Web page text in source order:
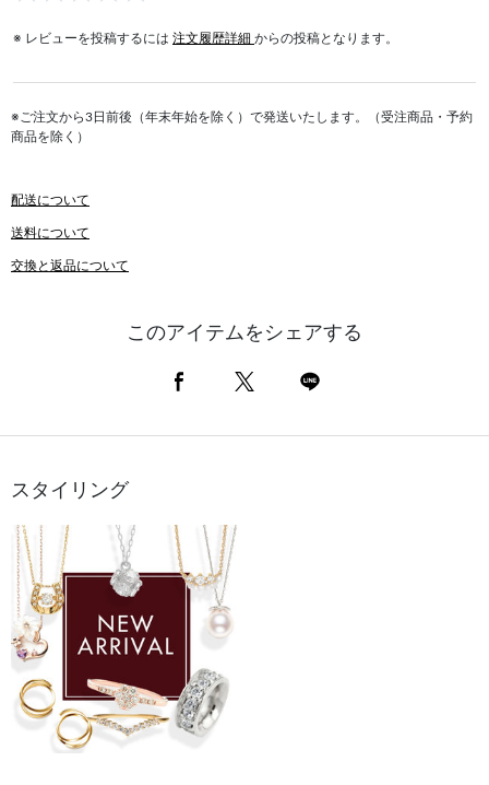
※ レビューを投稿するには 注文履歴詳細 からの投稿となります。
※ご注文から3日前後（年末年始を除く）で発送いたします。（受注商品・予約
商品を除く）
配送について
送料について
交換と返品について
このアイテムをシェアする
スタイリング